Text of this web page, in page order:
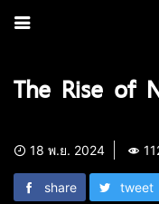
The Rise of
18 พ.ย. 2024
share tweet